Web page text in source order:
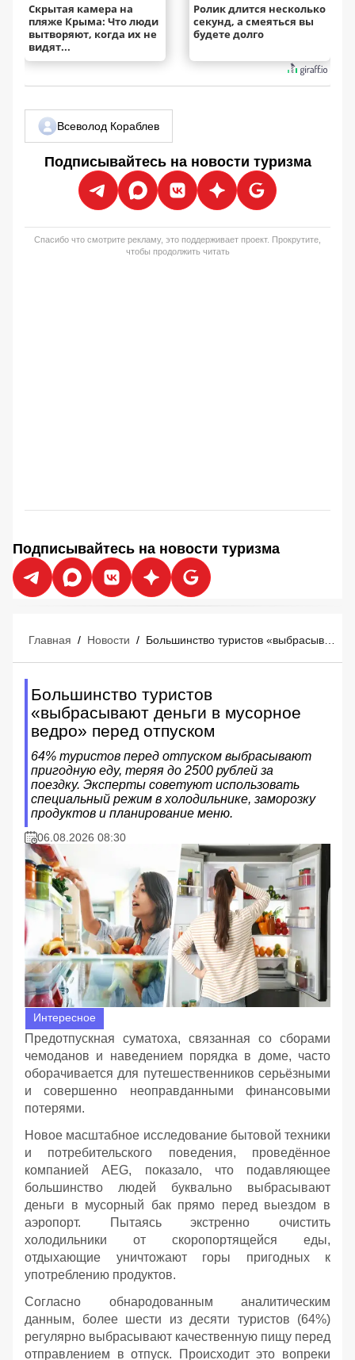
Скрытая камера на
пляже Крыма: Что люди
вытворяют, когда их не
видят...
Ролик длится несколько
секунд, а смеяться вы
будете долго
Всеволод Кораблев
Подписывайтесь на новости туризма
Спасибо что смотрите рекламу, это поддерживает проект. Прокрутите,
чтобы продолжить читать
Подписывайтесь на новости туризма
Главная / Новости /
Большинство туристов
«выбрасывают деньги в мусорное
ведро» перед отпуском
64% туристов перед отпуском выбрасывают
пригодную еду, теряя до 2500 рублей за
поездку. Эксперты советуют использовать
специальный режим в холодильнике, заморозку
продуктов и планирование меню.
06.08.2026 08:30
Интересное
Предотпускная суматоха, связанная со сборами
чемоданов и наведением порядка в доме, часто
оборачивается для путешественников серьёзными
и совершенно неоправданными финансовыми
потерями.
Новое масштабное исследование бытовой техники
и потребительского поведения, проведённое
компанией AEG, показало, что подавляющее
большинство людей буквально выбрасывают
деньги в мусорный бак прямо перед выездом в
аэропорт. Пытаясь экстренно очистить
холодильники от скоропортящейся еды,
отдыхающие уничтожают горы пригодных к
употреблению продуктов.
Согласно обнародованным аналитическим
данным, более шести из десяти туристов (64%)
регулярно выбрасывают качественную пищу перед
отправлением в отпуск. Происходит это вопреки